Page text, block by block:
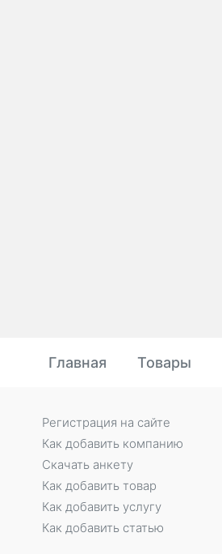
Главная Товары
Регистрация на сайте
Как добавить компанию
Скачать анкету
Как добавить товар
Как добавить услугу
Как добавить статью